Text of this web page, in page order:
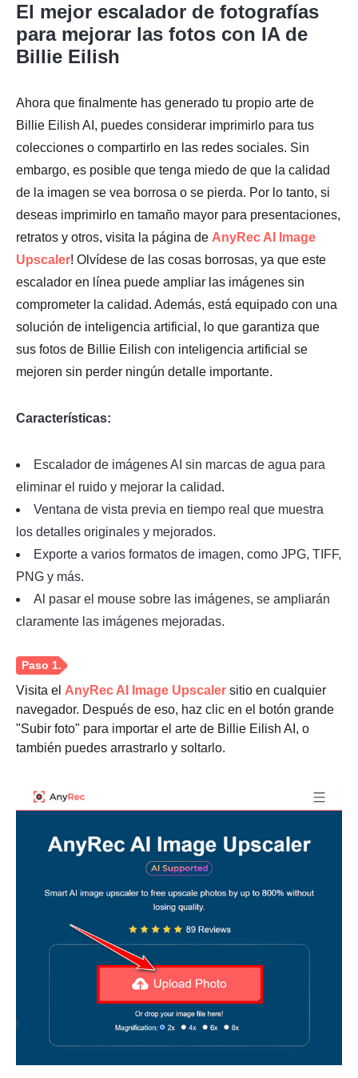
El mejor escalador de fotografías
para mejorar las fotos con IA de
Billie Eilish
Ahora que finalmente has generado tu propio arte de
Billie Eilish AI, puedes considerar imprimirlo para tus
colecciones o compartirlo en las redes sociales. Sin
embargo, es posible que tenga miedo de que la calidad
de la imagen se vea borrosa o se pierda. Por lo tanto, si
deseas imprimirlo en tamaño mayor para presentaciones,
retratos y otros, visita la página de AnyRec AI Image
Upscaler! Olvídese de las cosas borrosas, ya que este
escalador en línea puede ampliar las imágenes sin
comprometer la calidad. Además, está equipado con una
solución de inteligencia artificial, lo que garantiza que
sus fotos de Billie Eilish con inteligencia artificial se
mejoren sin perder ningún detalle importante.
Características:
Escalador de imágenes AI sin marcas de agua para
eliminar el ruido y mejorar la calidad.
Ventana de vista previa en tiempo real que muestra
los detalles originales y mejorados.
Exporte a varios formatos de imagen, como JPG, TIFF,
PNG y más.
Al pasar el mouse sobre las imágenes, se ampliarán
claramente las imágenes mejoradas.
Visita el AnyRec AI Image Upscaler sitio en cualquier
navegador. Después de eso, haz clic en el botón grande
"Subir foto" para importar el arte de Billie Eilish AI, o
también puedes arrastrarlo y soltarlo.